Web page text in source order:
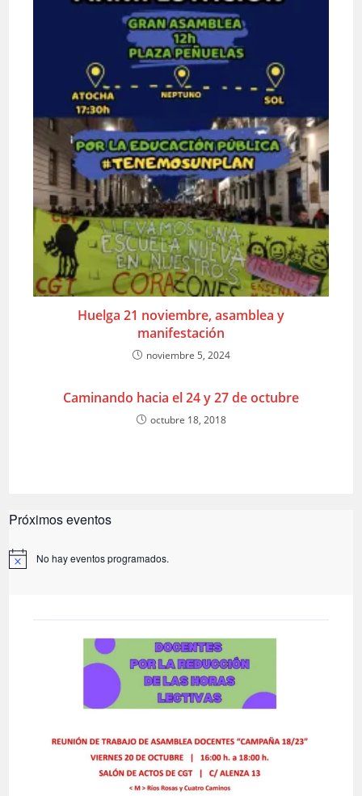
Huelga 21 noviembre, asamblea y
manifestación
noviembre 5, 2024
Caminando hacia el 24 y 27 de octubre
octubre 18, 2018
Próximos eventos
A
No hay eventos programados.